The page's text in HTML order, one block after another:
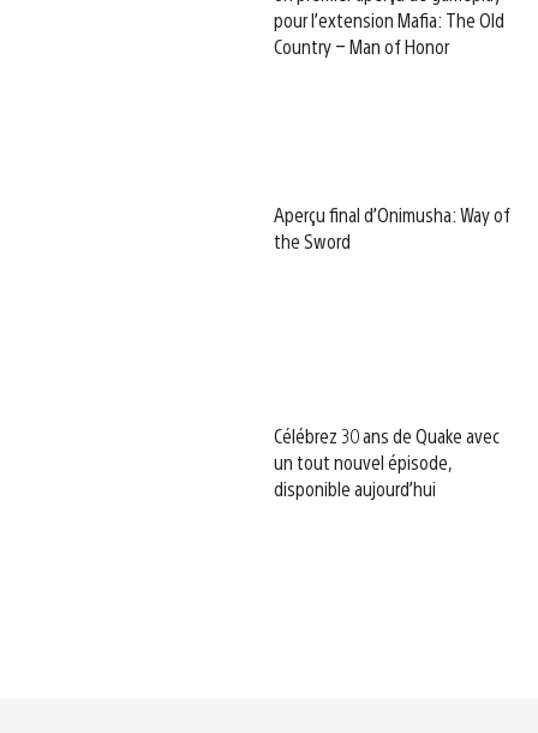
pour l’extension Mafia: The Old
Country – Man of Honor
Aperçu final d’Onimusha: Way of
the Sword
Célébrez 30 ans de Quake avec
un tout nouvel épisode,
disponible aujourd’hui